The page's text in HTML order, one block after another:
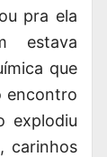
pra ela
estava
que
encontro
explodiu
carinhos